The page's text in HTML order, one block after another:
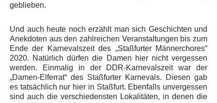
geblieben.
Und auch heute noch erzählt man sich Geschichten und
Anekdoten aus den zahlreichen Veranstaltungen bis zum
Ende der Karnevalszeit des „Staßfurter Männerchores“
2020. Natürlich dürfen die Damen hier nicht vergessen
werden. Einmalig in der DDR-Karnevalszeit war der
„Damen-Elferrat“ des Staßfurter Karnevals. Diesen gab
es tatsächlich nur hier in Staßfurt. Ebenfalls unvergessen
sind auch die verschiedensten Lokalitäten, in denen die